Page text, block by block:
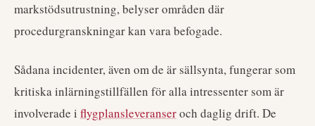
markstödsutrustning, belyser områden där
procedurgranskningar kan vara befogade.
Sådana incidenter, även om de är sällsynta, fungerar som
kritiska inlärningstillfällen för alla intressenter som är
involverade i flygplansleveranseroch daglig drift. De